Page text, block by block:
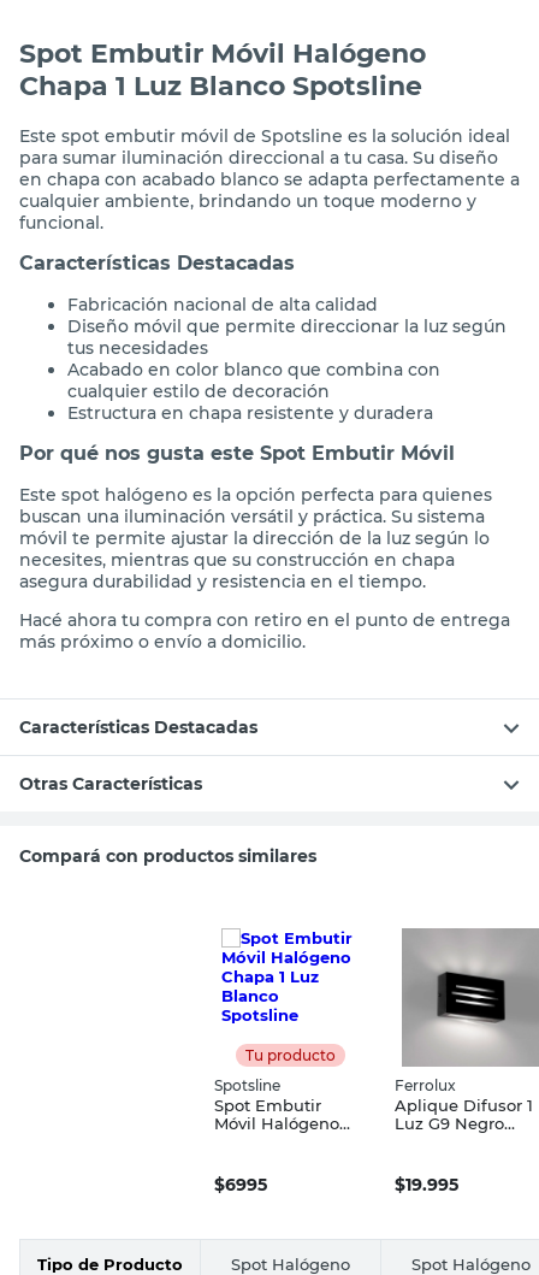
Spot Embutir Móvil Halógeno
Chapa 1 Luz Blanco Spotsline
Este spot embutir móvil de Spotsline es la solución ideal
para sumar iluminación direccional a tu casa. Su diseño
en chapa con acabado blanco se adapta perfectamente a
cualquier ambiente, brindando un toque moderno y
funcional.
Características Destacadas
Fabricación nacional de alta calidad
Diseño móvil que permite direccionar la luz según
tus necesidades
Acabado en color blanco que combina con
cualquier estilo de decoración
Estructura en chapa resistente y duradera
Por qué nos gusta este Spot Embutir Móvil
Este spot halógeno es la opción perfecta para quienes
buscan una iluminación versátil y práctica. Su sistema
móvil te permite ajustar la dirección de la luz según lo
necesites, mientras que su construcción en chapa
asegura durabilidad y resistencia en el tiempo.
Hacé ahora tu compra con retiro en el punto de entrega
más próximo o envío a domicilio.
Características Destacadas
Otras Características
Compará con productos similares
Tu producto
Spotsline
Spot Embutir
Móvil Halógeno
$6995
Ferrolux
Aplique Difusor 1
Luz G9 Negro
$19.995
Tipo de Producto Spot Halógeno Spot Halógeno